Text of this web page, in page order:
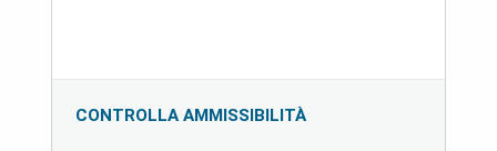
CONTROLLA AMMISSIBILITÀ